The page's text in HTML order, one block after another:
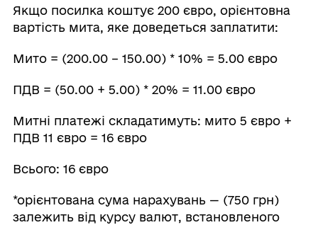
Якщо посилка коштує 200 євро, орієнтовна
вартість мита, яке доведеться заплатити:
Мито = (200.00 – 150.00) * 10% = 5.00 євро
ПДВ = (50.00 + 5.00) * 20% = 11.00 євро
Митні платежі складатимуть: мито 5 євро +
ПДВ 11 євро = 16 євро
Всього: 16 євро
*орієнтована сума нарахувань — (750 грн)
залежить від курсу валют, встановленого